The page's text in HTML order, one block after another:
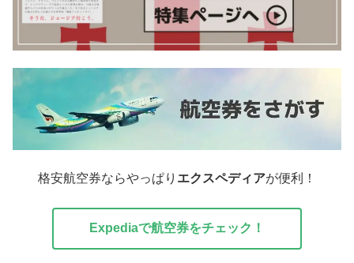
格安航空券ならやっぱり エクスペディアが便利！
Expediaで航空券をチェック！